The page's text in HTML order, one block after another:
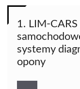
1. LIM-CARS
systemy
opony